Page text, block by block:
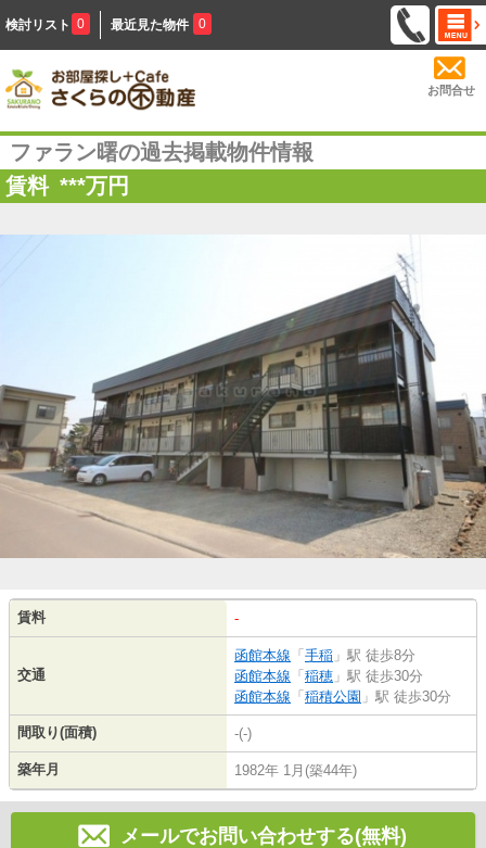
検討リスト 0 最近見た物件 0
お問合せ
ファラン曙の過去掲載物件情報
賃料 ***万円
賃料 -
交通
函館本線 「手稲 」駅 徒歩8分
函館本線 「稲穂 」駅 徒歩30分
函館本線 「稲積公園 」駅 徒歩30分
間取り(面積) -(-)
築年月 1982年 1月(築44年)
メールでお問い合わせする(無料)